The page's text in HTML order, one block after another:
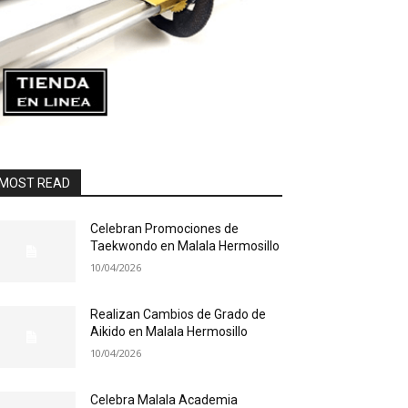
READ
Celebran Promociones de
Taekwondo en Malala Hermosillo
10/04/2026
Realizan Cambios de Grado de
Aikido en Malala Hermosillo
10/04/2026
Celebra Malala Academia